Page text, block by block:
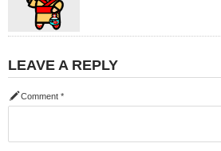
LEAVE A REPLY
Comment *